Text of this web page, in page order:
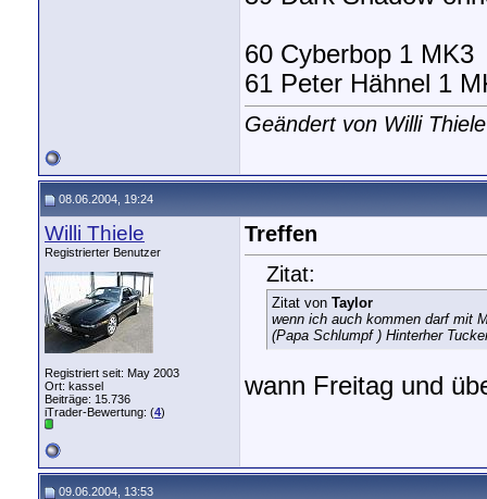
60 Cyberbop 1 MK3
61 Peter Hähnel 1
Geändert von Willi
08.06.2004, 19:24
Willi Thiele
Registrierter Benutzer
Registriert seit: May 2003
Ort: kassel
Beiträge: 15.736
iTrader-Bewertung: (4)
Treffen
Zitat:
Zitat von Taylor
wenn ich auch kommen darf mit
(Papa Schlumpf ) Hinterher
wann Freitag und
09.06.2004, 13:53